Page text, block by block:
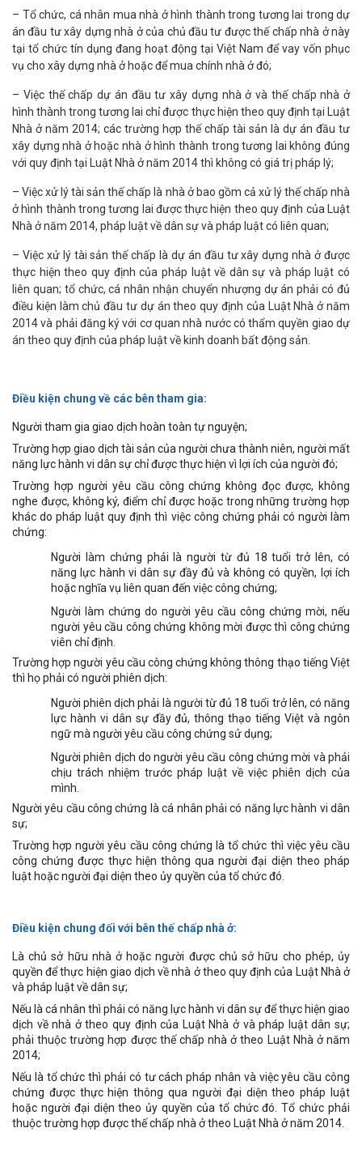
– Tổ chức, cá nhân mua nhà ở hình thành trong tương lai trong dự
án đầu tư xây dựng nhà ở của chủ đầu tư được thế chấp nhà ở này
tại tổ chức tín dụng đang hoạt động tại Việt Nam để vay vốn phục
vụ cho xây dựng nhà ở hoặc để mua chính nhà ở đó;
– Việc thế chấp dự án đầu tư xây dựng nhà ở và thế chấp nhà ở
hình thành trong tương lai chỉ được thực hiện theo quy định tại Luật
Nhà ở năm 2014; các trường hợp thế chấp tài sản là dự án đầu tư
xây dựng nhà ở hoặc nhà ở hình thành trong tương lai không đúng
với quy định tại Luật Nhà ở năm 2014 thì không có giá trị pháp lý;
– Việc xử lý tài sản thế chấp là nhà ở bao gồm cả xử lý thế chấp nhà
ở hình thành trong tương lai được thực hiện theo quy định của Luật
Nhà ở năm 2014, pháp luật về dân sự và pháp luật có liên quan;
– Việc xử lý tài sản thế chấp là dự án đầu tư xây dựng nhà ở được
thực hiện theo quy định của pháp luật về dân sự và pháp luật có
liên quan; tổ chức, cá nhân nhận chuyển nhượng dự án phải có đủ
điều kiện làm chủ đầu tư dự án theo quy định của Luật Nhà ở năm
2014 và phải đăng ký với cơ quan nhà nước có thẩm quyền giao dự
án theo quy định của pháp luật về kinh doanh bất động sản.
Điều kiện chung về các bên tham gia:
Người tham gia giao dịch hoàn toàn tự nguyện;
Trường hợp giao dịch tài sản của người chưa thành niên, người mất
năng lực hành vi dân sự chỉ được thực hiện vì lợi ích của người đó;
Trường hợp người yêu cầu công chứng không đọc được, không
nghe được, không ký, điểm chỉ được hoặc trong những trường hợp
khác do pháp luật quy định thì việc công chứng phải có người làm
chứng:
Người làm chứng phải là người từ đủ 18 tuổi trở lên, có
năng lực hành vi dân sự đầy đủ và không có quyền, lợi ích
hoặc nghĩa vụ liên quan đến việc công chứng;
Người làm chứng do người yêu cầu công chứng mời, nếu
người yêu cầu công chứng không mời được thì công chứng
viên chỉ định.
Trường hợp người yêu cầu công chứng không thông thạo tiếng Việt
thì họ phải có người phiên dịch:
Người phiên dịch phải là người từ đủ 18 tuổi trở lên, có năng
lực hành vi dân sự đầy đủ, thông thạo tiếng Việt và ngôn
ngữ mà người yêu cầu công chứng sử dụng;
Người phiên dịch do người yêu cầu công chứng mời và phải
chịu trách nhiệm trước pháp luật về việc phiên dịch của
mình.
Người yêu cầu công chứng là cá nhân phải có năng lực hành vi dân
sự;
Trường hợp người yêu cầu công chứng là tổ chức thì việc yêu cầu
công chứng được thực hiện thông qua người đại diện theo pháp
luật hoặc người đại diện theo ủy quyền của tổ chức đó.
Điều kiện chung đối với bên thế chấp nhà ở:
Là chủ sở hữu nhà ở hoặc người được chủ sở hữu cho phép, ủy
quyền để thực hiện giao dịch về nhà ở theo quy định của Luật Nhà ở
và pháp luật về dân sự;
Nếu là cá nhân thì phải có năng lực hành vi dân sự để thực hiện giao
dịch về nhà ở theo quy định của Luật Nhà ở và pháp luật dân sự;
phải thuộc trường hợp được thế chấp nhà ở theo Luật Nhà ở năm
2014;
Nếu là tổ chức thì phải có tư cách pháp nhân và việc yêu cầu công
chứng được thực hiện thông qua người đại diện theo pháp luật
hoặc người đại diện theo ủy quyền của tổ chức đó. Tổ chức phải
thuộc trường hợp được thế chấp nhà ở theo Luật Nhà ở năm 2014.